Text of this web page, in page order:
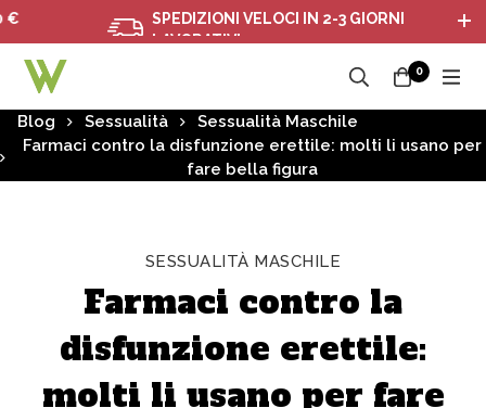
SPEDIZIONI VELOCI IN 2-3 GIORNI
LAVORATIVI
0
Blog Sessualità
Sessualità Maschile
Farmaci contro la disfunzione erettile: molti li usano per
fare bella figura
SESSUALITÀ MASCHILE
Farmaci contro la
disfunzione erettile:
molti li usano per fare